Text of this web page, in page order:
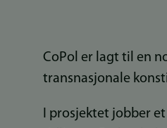
CoPol er lagt til en
transnasjonale
I prosjektet jobber